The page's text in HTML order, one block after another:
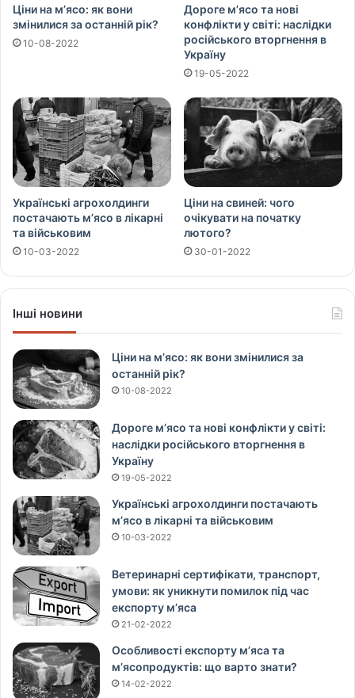
Ціни на м’ясо: як вони
змінилися за останній рік?
10-08-2022
Дороге м’ясо та нові
конфлікти у світі: наслідки
російського вторгнення в
Україну
19-05-2022
Українські агрохолдинги
постачають м’ясо в лікарні
та військовим
10-03-2022
Ціни на свиней: чого
очікувати на початку
лютого?
30-01-2022
Інші новини
Ціни на м’ясо: як вони змінилися за
останній рік?
10-08-2022
Дороге м’ясо та нові конфлікти у світі:
наслідки російського вторгнення в
Україну
19-05-2022
Українські агрохолдинги постачають
м’ясо в лікарні та військовим
10-03-2022
Ветеринарні сертифікати, транспорт,
умови: як уникнути помилок під час
експорту м’яса
21-02-2022
Особливості експорту м’яса та
м’ясопродуктів: що варто знати?
14-02-2022